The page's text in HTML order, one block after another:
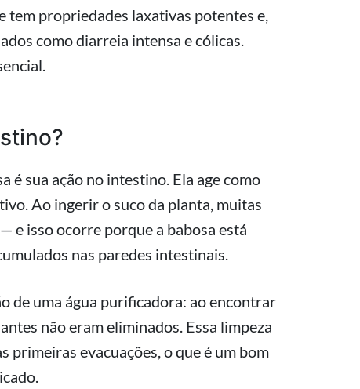
tem propriedades laxativas potentes e,
como diarreia intensa e cólicas.
é sua ação no intestino. Ela age como
Ao ingerir o suco da planta, muitas
e isso ocorre porque a babosa está
nas paredes intestinais.
de uma água purificadora: ao encontrar
não eram eliminados. Essa limpeza
primeiras evacuações, o que é um bom